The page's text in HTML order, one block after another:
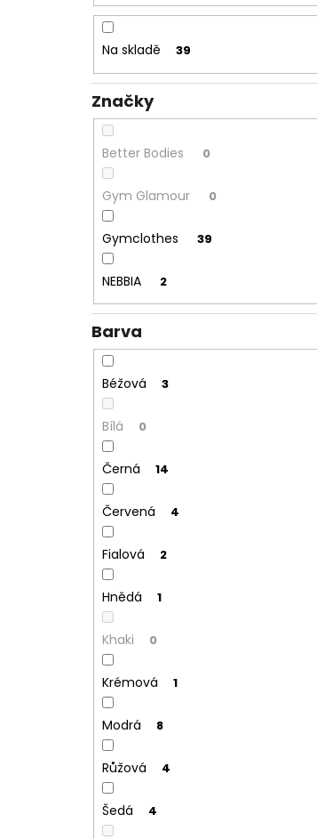
Na skladě 39
Značky
Better Bodies 0
Gym Glamour 0
Gymclothes 39
NEBBIA 2
Barva
Béžová 3
Bílá 0
Černá 14
Červená 4
Fialová 2
Hnědá 1
Khaki 0
Krémová 1
Modrá 8
Růžová 4
Šedá 4